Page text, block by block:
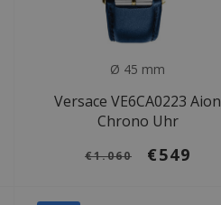
Ø 45 mm
Versace VE6CA0223 Aion
Chrono Uhr
€1.060 €549